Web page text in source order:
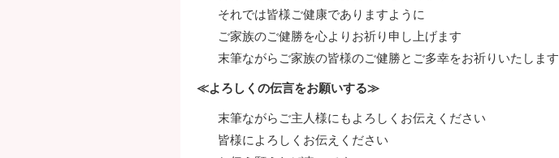
それでは皆様ご健康でありますように
ご家族のご健勝を心よりお祈り申し上げます
末筆ながらご家族の皆様のご健勝とご多幸をお祈りいたします
≪よろしくの伝言をお願いする≫
末筆ながらご主人様にもよろしくお伝えください
皆様によろしくお伝えください